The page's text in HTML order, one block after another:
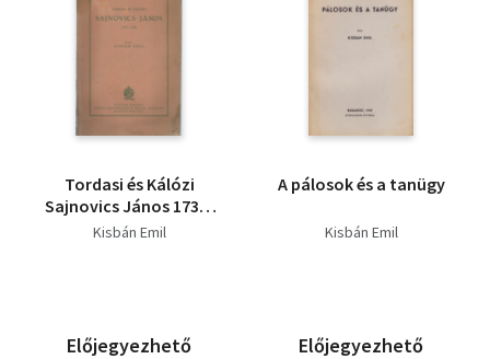
Tordasi és Kálózi
Sajnovics János 1733-
1785
Kisbán Emil
Előjegyezhető
A pálosok és a tanügy
Kisbán Emil
Előjegyezhető